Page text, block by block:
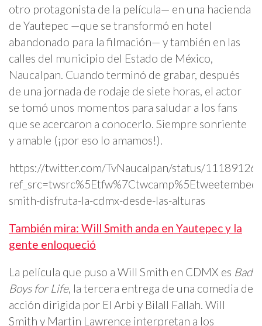
otro protagonista de la película— en una hacienda
de Yautepec —que se transformó en hotel
abandonado para la filmación— y también en las
calles del municipio del Estado de México,
Naucalpan. Cuando terminó de grabar, después
de una jornada de rodaje de siete horas, el actor
se tomó unos momentos para saludar a los fans
que se acercaron a conocerlo. Siempre sonriente
y amable (¡por eso lo amamos!).
https://twitter.com/TvNaucalpan/status/
smith-disfruta-la-cdmx-desde-las-alturas
También mira: Will Smith anda en Yautepec y la
gente enloqueció
La película que puso a Will Smith en CDMX es Bad
Boys for Life, la tercera entrega de una comedia de
acción dirigida por El Arbi y Bilall Fallah. Will
Smith y Martin Lawrence interpretan a los